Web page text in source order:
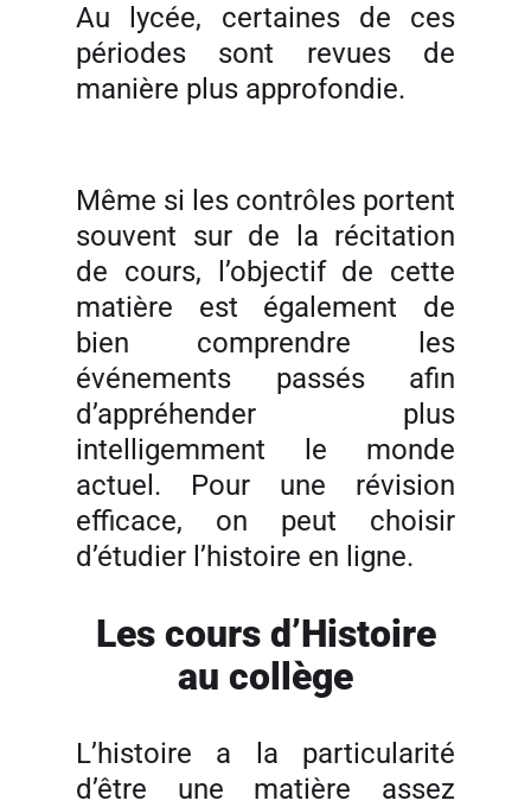
Au lycée, certaines de ces
périodes sont revues de
manière plus approfondie.
Même si les contrôles portent
souvent sur de la récitation
de cours, l’objectif de cette
matière est également de
bien comprendre les
événements passés afin
d’appréhender plus
intelligemment le monde
actuel. Pour une révision
efficace, on peut choisir
d’étudier l’histoire en ligne.
Les cours d’Histoire
au collège
L’histoire a la particularité
d’être une matière assez